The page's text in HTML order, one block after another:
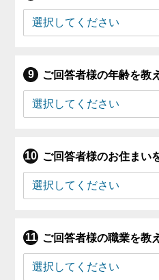
ご回答者様の年齢を教
ご回答者様のお住まい
ご回答者様の職業を教